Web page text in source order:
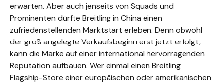
erwarten. Aber auch jenseits von Squads und
Prominenten dürfte Breitling in China einen
zufriedenstellenden Marktstart erleben. Denn obwohl
der groß angelegte Verkaufsbeginn erst jetzt erfolgt,
kann die Marke auf einer international hervorragenden
Reputation aufbauen. Wer einmal einen Breitling
Flagship-Store einer europäischen oder amerikanischen